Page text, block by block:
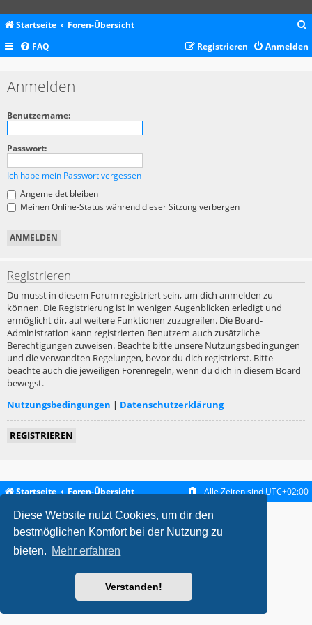
Diese Website nutzt Cookies, um dir den
bestmöglichen Komfort bei der Nutzung zu
bieten. Mehr erfahren
Verstanden!
Startseite Foren-Übersicht
c
FAQ Anmelden
Registrieren
Anmelden
Benutzername:
Passwort:
Ich habe mein Passwort vergessen
Angemeldet bleiben
Meinen Online-Status während dieser Sitzung verbergen
Registrieren
Du musst in diesem Forum registriert sein, um dich anmelden zu
können. Die Registrierung ist in wenigen Augenblicken erledigt und
ermöglicht dir, auf weitere Funktionen zuzugreifen. Die Board-
Administration kann registrierten Benutzern auch zusätzliche
Berechtigungen zuweisen. Beachte bitte unsere Nutzungsbedingungen
und die verwandten Regelungen, bevor du dich registrierst. Bitte
beachte auch die jeweiligen Forenregeln, wenn du dich in diesem Board
bewegst.
Nutzungsbedingungen | Datenschutzerklärung
REGISTRIEREN
Startseite Foren-Übersicht Alle Zeiten sindUTC+02:00
metrolike style byEric SeguinUpdated for phpBB3.2 by
Powered byphpBB ® Forum Software © phpBB Limited
phpBB.de
Datenschutz